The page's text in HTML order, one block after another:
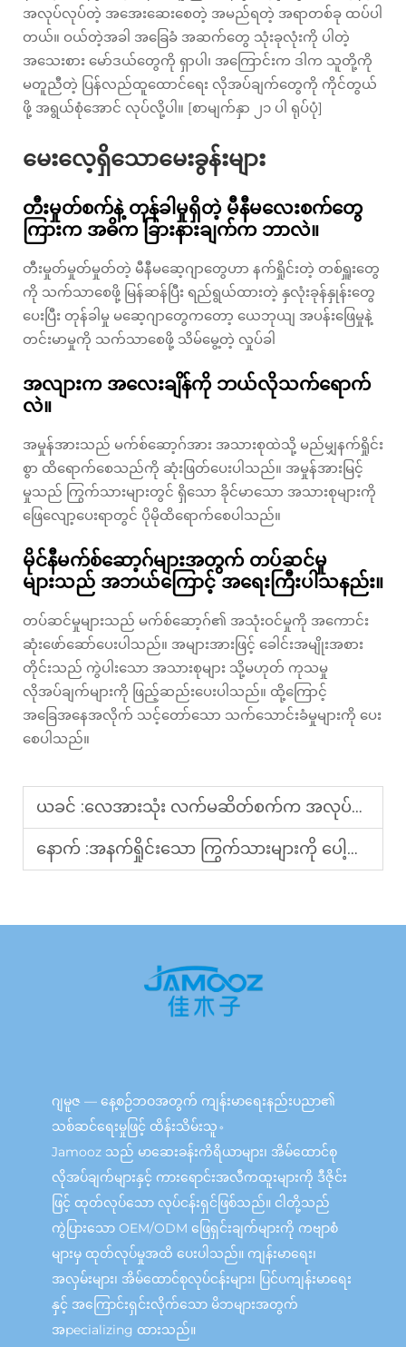
အလုပ်လုပ်တဲ့ အအေးဆေးစေတဲ့ အမည်ရတဲ့ အရာတစ်ခု ထပ်ပါ
တယ်။ ဝယ်တဲ့အခါ အခြေခံ အဆက်တွေ သုံးခုလုံးကို ပါတဲ့
အသေးစား မော်ဒယ်တွေကို ရှာပါ၊ အကြောင်းက ဒါက သူတို့ကို
မတူညီတဲ့ ပြန်လည်ထူထောင်ရေး လိုအပ်ချက်တွေကို ကိုင်တွယ်
ဖို့ အရွယ်စုံအောင် လုပ်လို့ပါ။ [စာမျက်နှာ ၂၁ ပါ ရုပ်ပုံ]
မေးလေ့ရှိသောမေးခွန်းများ
တီးမှုတ်စက်နဲ့ တုန်ခါမှုရှိတဲ့ မီနီမလေးစက်တွေ
ကြားက အဓိက ခြားနားချက်က ဘာလဲ။
တီးမှုတ်မှုတ်မှုတ်တဲ့ မီနီမဆေ့ဂျာတွေဟာ နက်ရှိုင်းတဲ့ တစ်ရှူးတွေ
ကို သက်သာစေဖို့ မြန်ဆန်ပြီး ရည်ရွယ်ထားတဲ့ နှလုံးခုန်နှုန်းတွေ
ပေးပြီး တုန်ခါမှု မဆေ့ဂျာတွေကတော့ ယေဘုယျ အပန်းဖြေမှုနဲ့
တင်းမာမှုကို သက်သာစေဖို့ သိမ်မွေ့တဲ့ လှုပ်ခါ
အလျားက အလေးချိန်ကို ဘယ်လိုသက်ရောက်
လဲ။
အမှုန်အားသည် မက်စ်ဆော့ဂ်အား အသားစုထဲသို့ မည်မျှနက်ရှိုင်း
စွာ ထိရောက်စေသည်ကို ဆုံးဖြတ်ပေးပါသည်။ အမှုန်အားမြင့်
မှုသည် ကြွက်သားများတွင် ရှိသော ခိုင်မာသော အသားစုများကို
ဖြေလျော့ပေးရာတွင် ပိုမိုထိရောက်စေပါသည်။
မိုင်နီမက်စ်ဆော့ဂ်များအတွက် တပ်ဆင်မှု
များသည် အဘယ်ကြောင့် အရေးကြီးပါသနည်း။
တပ်ဆင်မှုများသည် မက်စ်ဆော့ဂ်၏ အသုံးဝင်မှုကို အကောင်း
ဆုံးဖော်ဆော်ပေးပါသည်။ အများအားဖြင့် ခေါင်းအမျိုးအစား
တိုင်းသည် ကွဲပါးသော အသားစုများ သို့မဟုတ် ကုသမှု
လိုအပ်ချက်များကို ဖြည့်ဆည်းပေးပါသည်။ ထို့ကြောင့်
အခြေအနေအလိုက် သင့်တော်သော သက်သောင်းခံမှုများကို ပေး
စေပါသည်။
ယခင် :လေအားသုံး လက်မဆိတ်စက်က အလုပ်ခွင်ကျန်းမာရေးကို မည်သို့ထောက်ပံ့ပေးပါသနည်း။
နောက် :အနက်ရှိုင်းသော ကြွက်သားများကို ပေါ့ပါးစေရန် အသုံးပြုနိုင်သော မက်စ်စ်အိုင်ဂ်အ့မ်မှုတ်စက်များမှုတ်စက်များကို ဘယ်လိုရွေးချယ်ရမည်နည်း။
ဂျမူဇ — နေ့စဉ်ဘဝအတွက် ကျန်းမာရေးနည်းပညာ၏
သစ်ဆင်ရေးမှုဖြင့် ထိန်းသိမ်းသူ。
Jamooz သည် မာဆေးခန်းကိရိယာများ၊ အိမ်ထောင်စု
လိုအပ်ချက်များနှင့် ကားရောင်းအလီကထူးများကို ဒီဇိုင်း
ဖြင့် ထုတ်လုပ်သော လုပ်ငန်းရှင်ဖြစ်သည်။ ငါတို့သည်
ကွဲပြားသော OEM/ODM ဖြေရှင်းချက်များကို ကဗျာစံ
များမှ ထုတ်လုပ်မှုအထိ ပေးပါသည်။ ကျန်းမာရေး၊
အလှမ်းများ၊ အိမ်ထောင်စုလုပ်ငန်းများ၊ ပြင်ပကျန်းမာရေး
နှင့် အကြောင်းရှင်းလိုက်သော မိဘများအတွက်
အpecializing ထားသည်။